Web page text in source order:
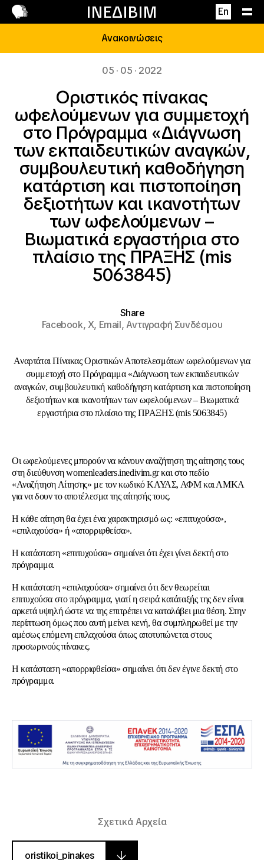
ΙΝΕΔΙΒΙΜ En
Επικοινωνία
Ανακοινώσεις
05 · 05 · 2022
Οριστικός πίνακας
ωφελούμενων για συμμετοχή
στο Πρόγραμμα «Διάγνωση
των εκπαιδευτικών αναγκών,
συμβουλευτική καθοδήγηση
κατάρτιση και πιστοποίηση
δεξιοτήτων και ικανοτήτων
των ωφελούμενων –
Βιωματικά εργαστήρια στο
πλαίσιο της ΠΡΑΞΗΣ (mis
5063845)
Share
Facebook,X, Email,Αντιγραφή Συνδέσμου
Αναρτάται Πίνακας Οριστικών Αποτελεσμάτων ωφελούμενων για
συμμετοχή στο Πρόγραμμα «Διάγνωση των εκπαιδευτικών
αναγκών, συμβουλευτική καθοδήγηση κατάρτιση και πιστοποίηση
δεξιοτήτων και ικανοτήτων των ωφελούμενων – Βιωματικά
εργαστήρια στο πλαίσιο της ΠΡΑΞΗΣ (mis 5063845)
Οι ωφελούμενες μπορούν να κάνουν αναζήτηση της αίτησης τους
στη διεύθυνση womenleaders.inedivim.gr και στο πεδίο
«Αναζήτηση Αίτησης» με τον κωδικό ΚΑΥΑΣ, ΑΦΜ και ΑΜΚΑ
για να δουν το αποτέλεσμα της αίτησής τους.
Η κάθε αίτηση θα έχει ένα χαρακτηρισμό ως: «επιτυχούσα»,
«επιλαχούσα» ή «απορριφθείσα».
Η κατάσταση «επιτυχούσα» σημαίνει ότι έχει γίνει δεκτή στο
πρόγραμμα.
Η κατάσταση «επιλαχούσα» σημαίνει ότι δεν θεωρείται
επιτυχούσα στο πρόγραμμα, γιατί η σειρά κατάταξής της δεν είναι
αρκετά υψηλή ώστε να της επιτρέπει να καταλάβει μια θέση. Στην
περίπτωση όμως που αυτή μείνει κενή, θα συμπληρωθεί με την
αμέσως επόμενη επιλαχούσα όπως αποτυπώνεται στους
προσωρινούς πίνακες.
Η κατάσταση «απορριφθείσα» σημαίνει ότι δεν έγινε δεκτή στο
πρόγραμμα.
Σχετικά Αρχεία
oristikoi_pinakes